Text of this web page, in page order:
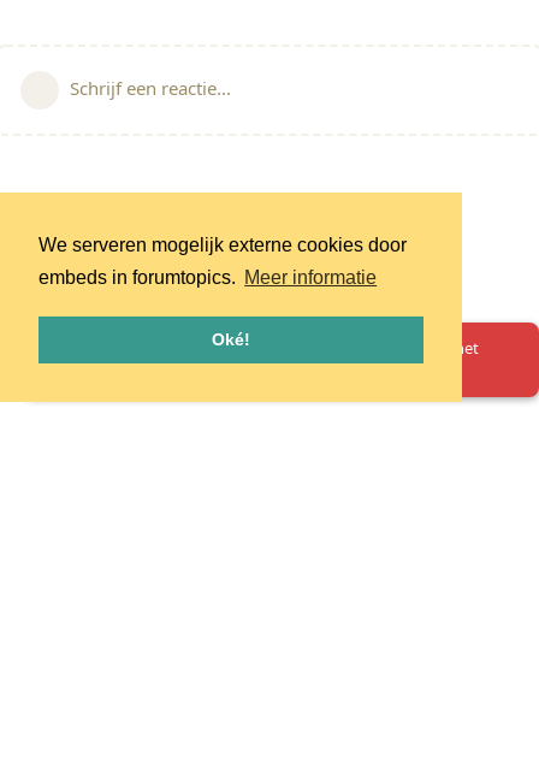
We serveren mogelijk externe cookies door
embeds in forumtopics. Meer informatie
Oké!
Schrijf een reactie...
Oeps! Er is iets misgegaan. Herlaad de pagina en probeer het
opnieuw.